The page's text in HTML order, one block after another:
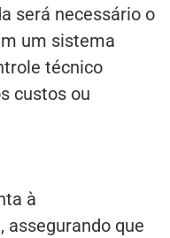
será necessário o
um sistema
técnico
custos ou
à
assegurando que